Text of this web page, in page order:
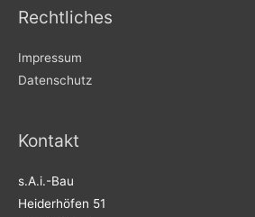
Rechtliches
Impressum
Datenschutz
Kontakt
s.A.i.-Bau
Heiderhöfen 51